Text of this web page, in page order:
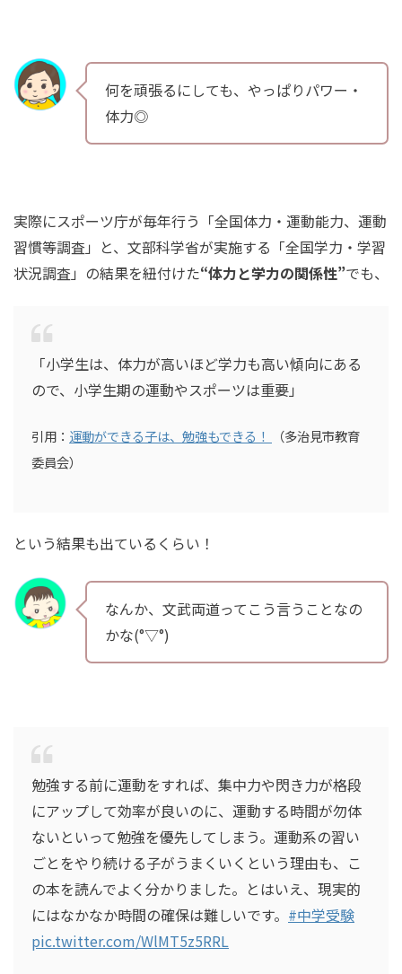
何を頑張るにしても、やっぱりパワー・
体力◎
実際にスポーツ庁が毎年行う「全国体力・運動能力、運動
習慣等調査」と、文部科学省が実施する「全国学力・学習
状況調査」の結果を紐付けた“体力と学力の関係性”でも、
「小学生は、体力が高いほど学力も高い傾向にある
ので、小学生期の運動やスポーツは重要」
引用： 運動ができる子は、勉強もできる！
（多治見市教育
委員会）
という結果も出ているくらい！
なんか、文武両道ってこう言うことなの
かな(°▽°)
勉強する前に運動をすれば、集中力や閃き力が格段
にアップして効率が良いのに、運動する時間が勿体
ないといって勉強を優先してしまう。運動系の習い
ごとをやり続ける子がうまくいくという理由も、こ
の本を読んでよく分かりました。とはいえ、現実的
にはなかなか時間の確保は難しいです。 #中学受験
pic.twitter.com/WlMT5z5RRL